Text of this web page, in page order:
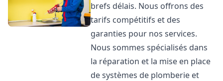
brefs délais. Nous offrons des
tarifs compétitifs et des
garanties pour nos services.
Nous sommes spécialisés dans
la réparation et la mise en place
de systèmes de plomberie et